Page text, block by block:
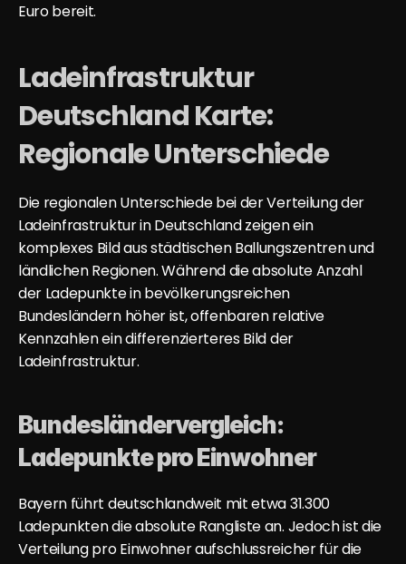
Euro bereit.
Ladeinfrastruktur
Deutschland Karte:
Regionale Unterschiede
Die regionalen Unterschiede bei der Verteilung der
Ladeinfrastruktur in Deutschland zeigen ein
komplexes Bild aus städtischen Ballungszentren und
ländlichen Regionen. Während die absolute Anzahl
der Ladepunkte in bevölkerungsreichen
Bundesländern höher ist, offenbaren relative
Kennzahlen ein differenzierteres Bild der
Ladeinfrastruktur.
Bundesländervergleich:
Ladepunkte pro Einwohner
Bayern führt deutschlandweit mit etwa 31.300
Ladepunkten die absolute Rangliste an. Jedoch ist die
Verteilung pro Einwohner aufschlussreicher für die